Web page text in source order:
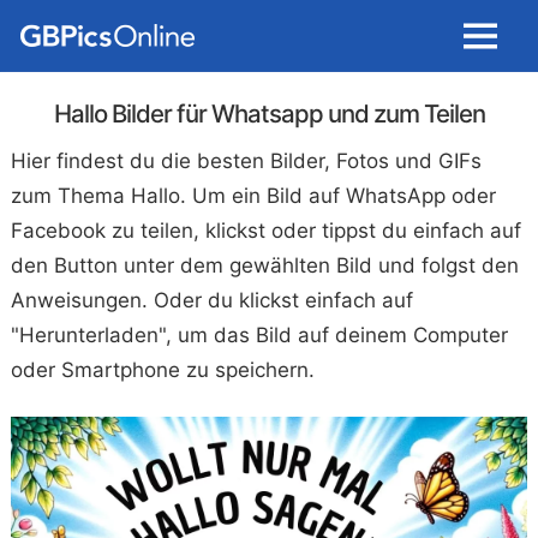
Menu
Hallo Bilder für Whatsapp und zum Teilen
Hier findest du die besten Bilder, Fotos und GIFs
zum Thema Hallo. Um ein Bild auf WhatsApp oder
Facebook zu teilen, klickst oder tippst du einfach auf
den Button unter dem gewählten Bild und folgst den
Anweisungen. Oder du klickst einfach auf
"Herunterladen", um das Bild auf deinem Computer
oder Smartphone zu speichern.